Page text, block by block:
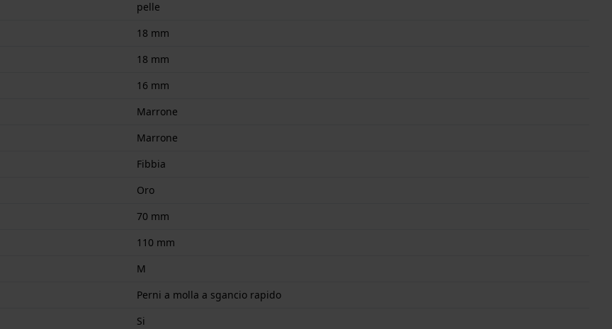
pelle
18 mm
18 mm
16 mm
Marrone
Marrone
Fibbia
Oro
70 mm
110 mm
M
Perni a molla a sgancio rapido
Si